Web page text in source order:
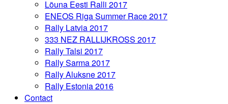
Lõuna Eesti Ralli 2017
ENEOS Riga Summer Race 2017
Rally Latvia 2017
333 NEZ RALLIJKROSS 2017
Rally Talsi 2017
Rally Sarma 2017
Rally Aluksne 2017
Rally Estonia 2016
Contact